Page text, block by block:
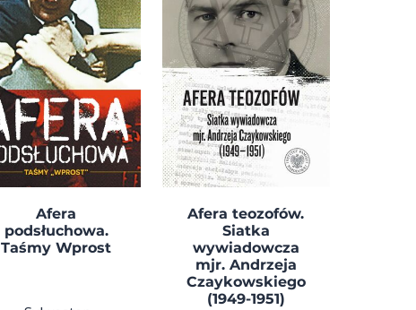
Afera
podsłuchowa.
Taśmy Wprost
Afera teozofów.
Siatka
wywiadowcza
mjr. Andrzeja
Czaykowskiego
(1949-1951)